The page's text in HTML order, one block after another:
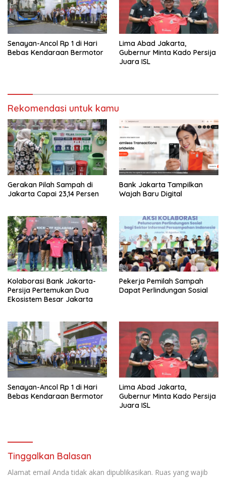
Senayan-Ancol Rp 1 di Hari
Bebas Kendaraan Bermotor
Lima Abad Jakarta,
Gubernur Minta Kado Persija
Juara ISL
Rekomendasi untuk kamu
Gerakan Pilah Sampah di
Jakarta Capai 23,14 Persen
Bank Jakarta Tampilkan
Wajah Baru Digital
Kolaborasi Bank Jakarta-
Persija Pertemukan Dua
Ekosistem Besar Jakarta
Pekerja Pemilah Sampah
Dapat Perlindungan Sosial
Senayan-Ancol Rp 1 di Hari
Bebas Kendaraan Bermotor
Lima Abad Jakarta,
Gubernur Minta Kado Persija
Juara ISL
Tinggalkan Balasan
Alamat email Anda tidak akan dipublikasikan. Ruas yang wajib